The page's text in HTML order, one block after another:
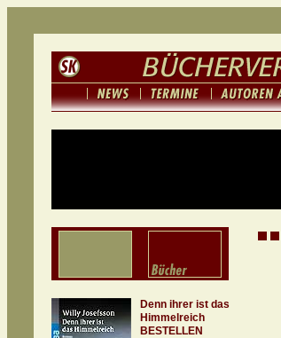
Denn ihrer ist das
Himmelreich
BESTELLEN